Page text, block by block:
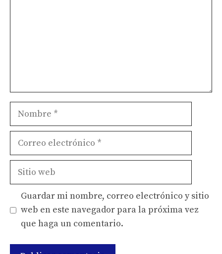
Nombre
Correo
Sitio
Guardar mi nombre, correo electrónico y sitio
web en este navegador para la próxima vez
que haga un comentario.